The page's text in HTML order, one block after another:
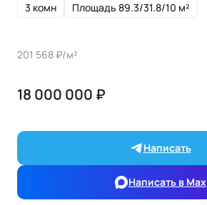
3 комн Площадь 89.3/31.8/10 м²
201 568 ₽/м²
18 000 000 ₽
Написать
Написать в Max